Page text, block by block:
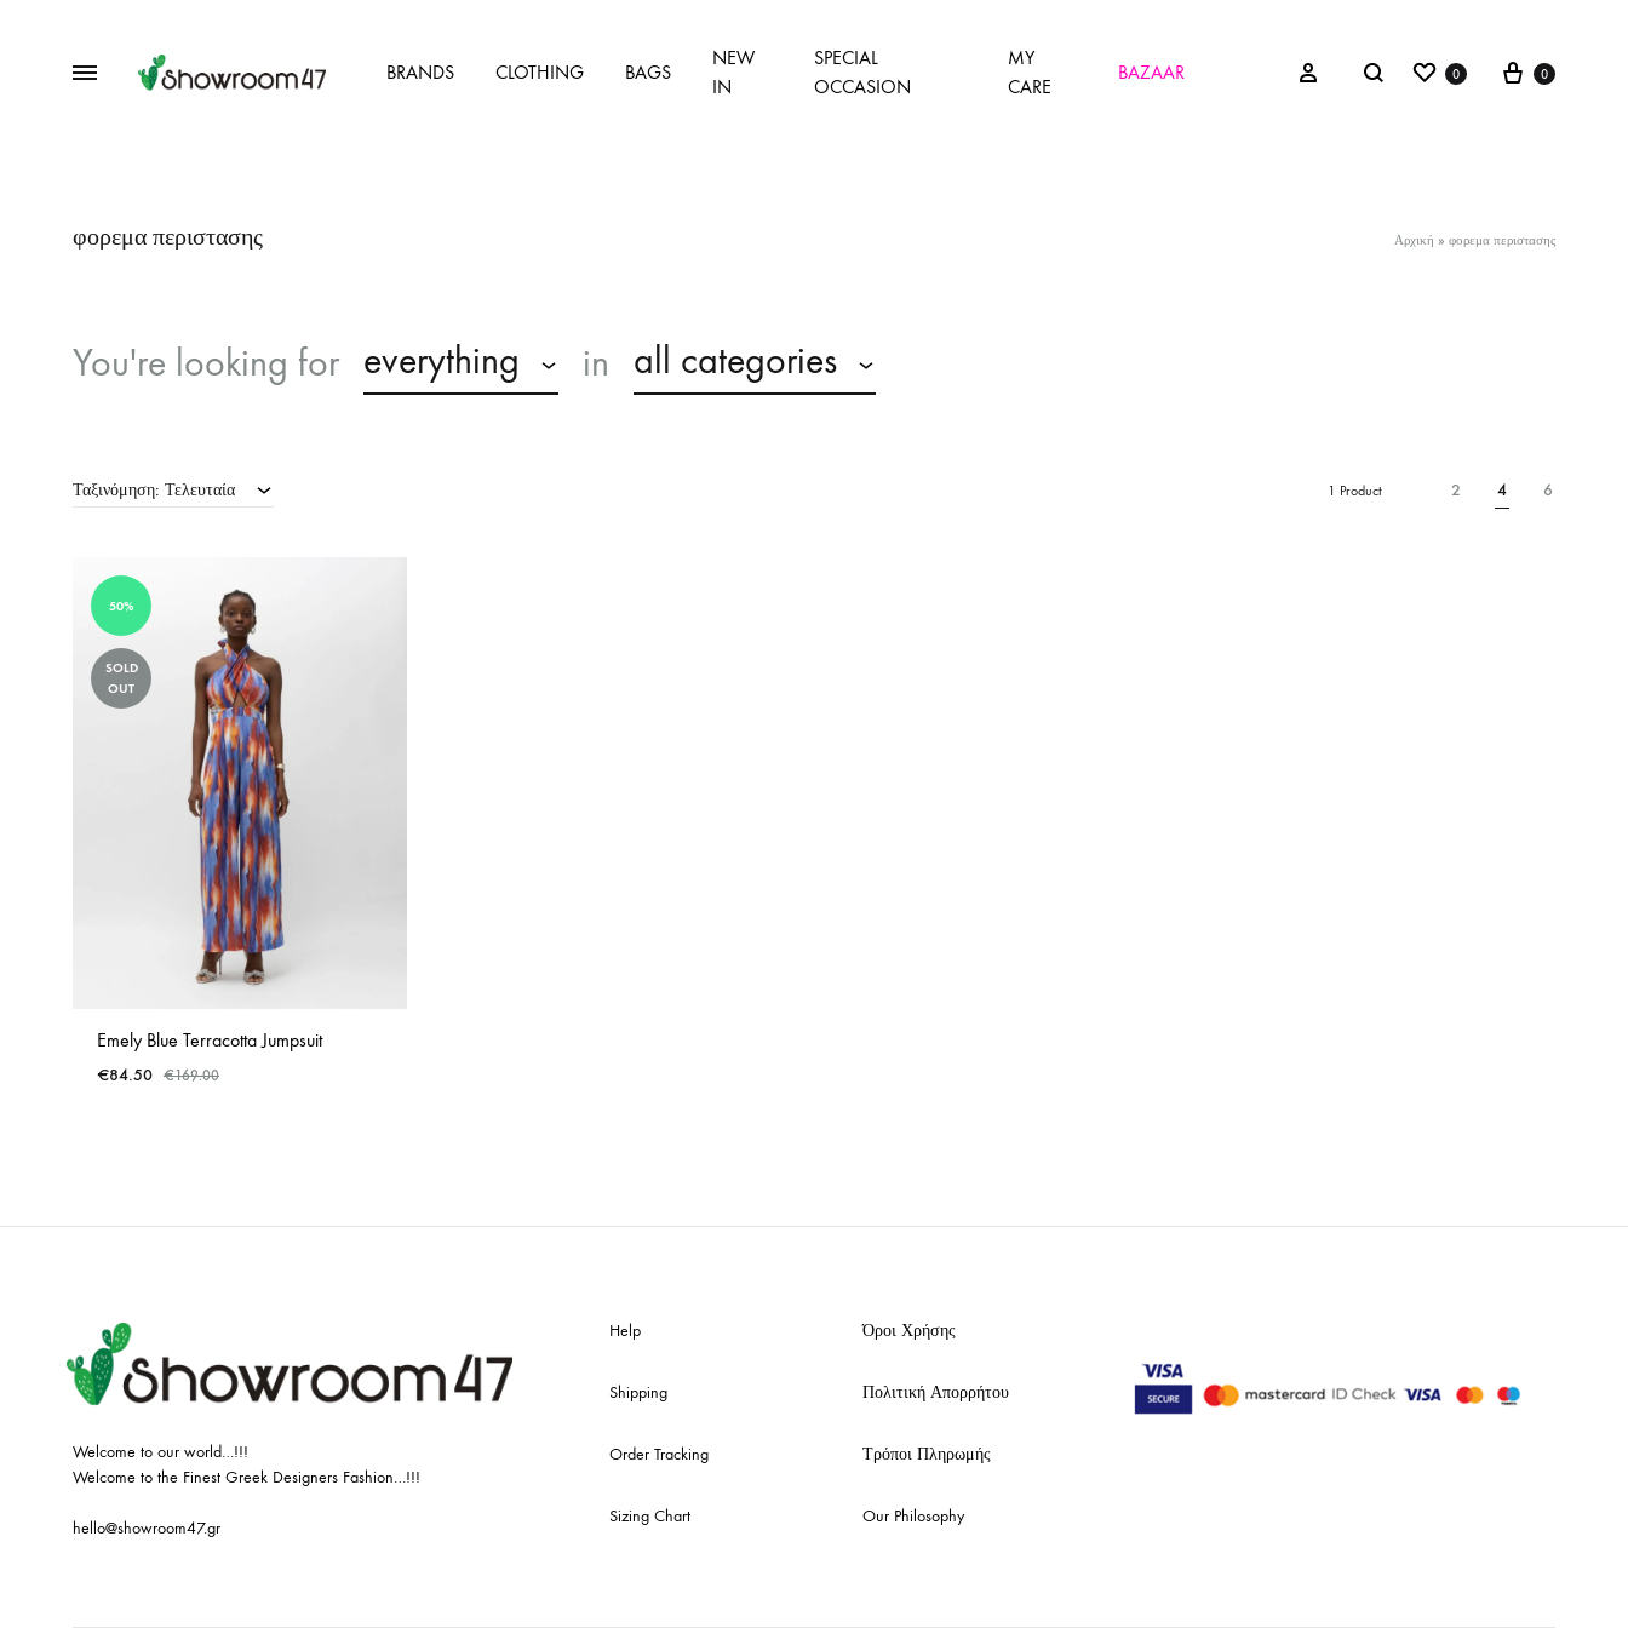
Menu
BRANDS CLOTHING BAGS
NEW
IN
SPECIAL
OCCASION
MY
CARE
BAZAAR Sign inSearch Wishlist
0 Cart
0
φορεμα περιστασης Αρχική » φορεμα περιστασης
You're looking for everything in all categories
Ταξινόμηση: Τελευταία 2 4 6
1 Product
50%
SOLD
OUT
Emely Blue Terracotta Jumpsuit
€84.50 €169.00
Welcome to our world…!!!
Welcome to the Finest Greek Designers Fashion…!!!
hello@showroom47.gr
Help
Shipping
Order Tracking
Sizing Chart
Όροι Χρήσης
Πολιτική Απορρήτου
Τρόποι Πληρωμής
Our Philosophy